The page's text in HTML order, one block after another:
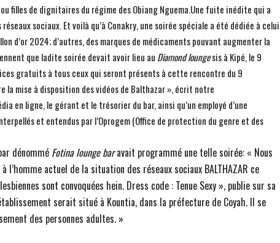
filles de dignitaires du régime des Obiang Nguema.Une fuite inédite qui a
sociaux. Et voilà qu’à Conakry, une soirée spéciale a été dédiée à celui
d’or 2024; d’autres, des marques de médicaments pouvant augmenter la
que ladite soirée devait avoir lieu au Diamond loungesis à Kipé, le 9
gratuits à tous ceux qui seront présents à cette rencontre du 9
la mise à disposition des vidéos de Balthazar », écrit notre
en ligne, le gérant et le trésorier du bar, ainsi qu’un employé d’une
et entendus par l’Oprogem (Office de protection du genre et des
dénommé Fotina lounge baravait programmé une telle soirée: « Nous
l’homme actuel de la situation des réseaux sociaux BALTHAZAR ce
sont convoquées hein. Dress code : Tenue Sexy », publie sur sa
serait situé à Kountia, dans la préfecture de Coyah. Il se
des personnes adultes. »